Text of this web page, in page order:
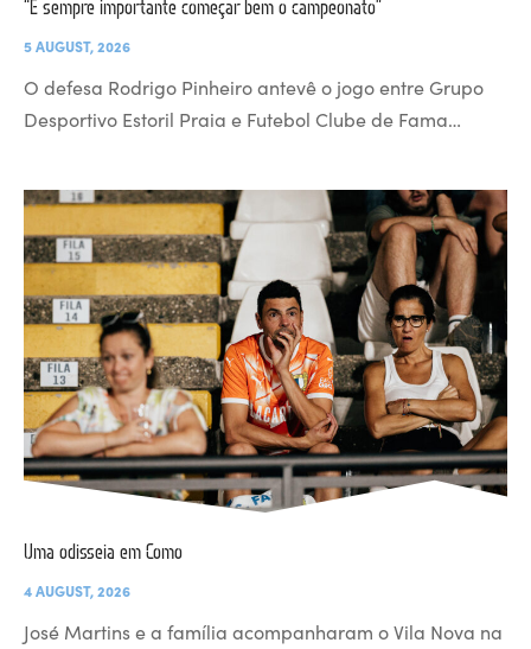
“É sempre importante começar bem o campeonato”
5 AUGUST, 2026
O defesa Rodrigo Pinheiro antevê o jogo entre Grupo
Desportivo Estoril Praia e Futebol Clube de Fama…
Uma odisseia em Como
4 AUGUST, 2026
José Martins e a família acompanharam o Vila Nova na